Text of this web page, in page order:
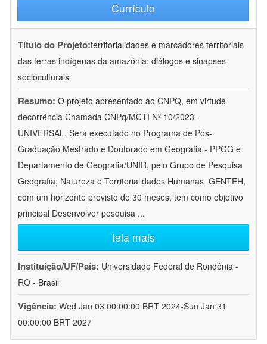
Currículo
Título do Projeto:territorialidades e marcadores territoriais
das terras indígenas da amazônia: diálogos e sinapses
socioculturais
Resumo: O projeto apresentado ao CNPQ, em virtude
decorrência Chamada CNPq/MCTI Nº 10/2023 -
UNIVERSAL. Será executado no Programa de Pós-
Graduação Mestrado e Doutorado em Geografia - PPGG e
Departamento de Geografia/UNIR, pelo Grupo de Pesquisa
Geografia, Natureza e Territorialidades Humanas  GENTEH,
com um horizonte previsto de 30 meses, tem como objetivo
principal Desenvolver pesquisa ...
leia mais
Instituição/UF/País: Universidade Federal de Rondônia -
RO - Brasil
Vigência: Wed Jan 03 00:00:00 BRT 2024-Sun Jan 31
00:00:00 BRT 2027